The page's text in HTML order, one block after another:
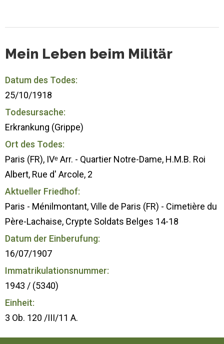
Mein Leben beim Militär
Datum des Todes:
25/10/1918
Todesursache:
Erkrankung (Grippe)
Ort des Todes:
Paris (FR), IVᵉ Arr. - Quartier Notre-Dame, H.M.B. Roi
Albert, Rue d' Arcole, 2
Aktueller Friedhof:
Paris - Ménilmontant, Ville de Paris (FR) - Cimetière du
Père-Lachaise, Crypte Soldats Belges 14-18
Datum der Einberufung:
16/07/1907
Immatrikulationsnummer:
1943 / (5340)
Einheit:
3 Ob. 120 /III/11 A.